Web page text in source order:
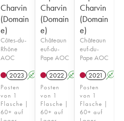
Charvin
(Domain
e)
Côtes-du-
Rhône
AOC
2023 A
Posten
von 1
Flasche |
60+ auf
Charvin
(Domain
e)
Châteaun
euf-du-
Pape AOC
2022 A
Posten
von 1
Flasche |
60+ auf
Charvin
(Domain
e)
Châteaun
euf-du-
Pape AOC
2021 A
Posten
von 1
Flasche |
60+ auf